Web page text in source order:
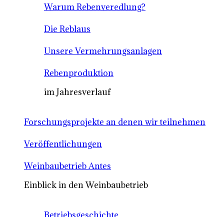
Warum Rebenveredlung?
Die Reblaus
Unsere Vermehrungsanlagen
Rebenproduktion
im Jahresverlauf
Forschungsprojekte an denen wir teilnehmen
Veröffentlichungen
Weinbaubetrieb Antes
Einblick in den Weinbaubetrieb